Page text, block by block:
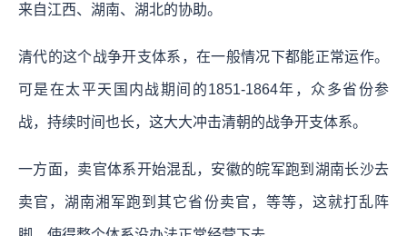
来自江西、湖南、湖北的协助。
清代的这个战争开支体系，在一般情况下都能正常运作。
可是在太平天国内战期间的1851-1864年，众多省份参
战，持续时间也长，这大大冲击清朝的战争开支体系。
一方面，卖官体系开始混乱，安徽的皖军跑到湖南长沙去
卖官，湖南湘军跑到其它省份卖官，等等，这就打乱阵